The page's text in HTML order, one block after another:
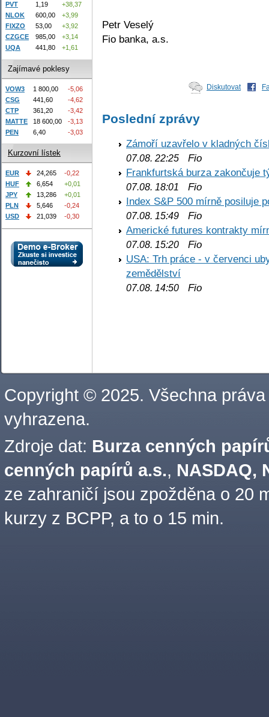
Petr Veselý
Fio banka, a.s.
Diskutovat
Poslední zprávy
Zámoří uzavřelo v kladných
07.08. 22:25 Fio
Frankfurtská burza zakončuje
07.08. 18:01
Fio
Index S&P 500 mírně posiluje
07.08. 15:49 Fio
Americké futures kontrakty
07.08. 15:20 Fio
USA: Trh práce - v červenci
zemědělství
07.08. 14:50 Fio
PVT 1,19
+38,37
NLOK
600,00
+3,99
FIXZO
53,00
+3,92
CZGCE
985,00
+3,14
UQA
441,80 +1,61
Zajímavé poklesy
VOW3 1 800,00
-5,06
CSG
441,60
-4,62
CTP
361,20
-3,42
MATTE
18 600,00
-3,13
PEN
6,40 -3,03
Kurzovní lístek
EUR 24,265
-0,22
HUF
6,654
+0,01
JPY
13,286
+0,01
PLN
5,646
-0,24
USD
21,039 -0,30
Copyright © 2025. Všechna práva
vyhrazena.
Zdroje dat: Burza cenných
cenných papírů a.s., NASDAQ,
ze zahraničí jsou zpožděna o 20
kurzy z BCPP, a to o 15 min.